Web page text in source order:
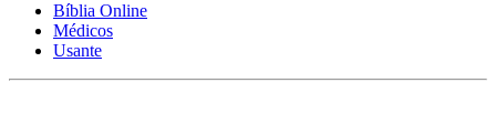
Bíblia Online
Médicos
Usante